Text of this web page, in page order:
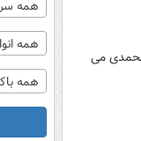
می
همه
همه
همه